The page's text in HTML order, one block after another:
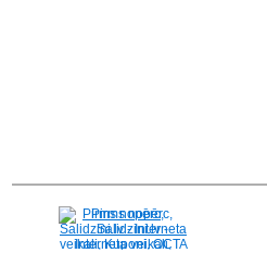
Pirms nopērc,
Salidzini.lv - Interneta
veikali, Kuponi, OCTA